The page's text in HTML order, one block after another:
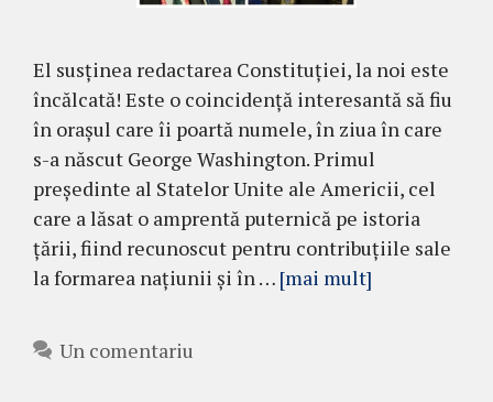
El susținea redactarea Constituției, la noi este
încălcată! Este o coincidență interesantă să fiu
în orașul care îi poartă numele, în ziua în care
s-a născut George Washington. Primul
președinte al Statelor Unite ale Americii, cel
care a lăsat o amprentă puternică pe istoria
țării, fiind recunoscut pentru contribuțiile sale
la formarea națiunii și în … [mai mult]
Un comentariu